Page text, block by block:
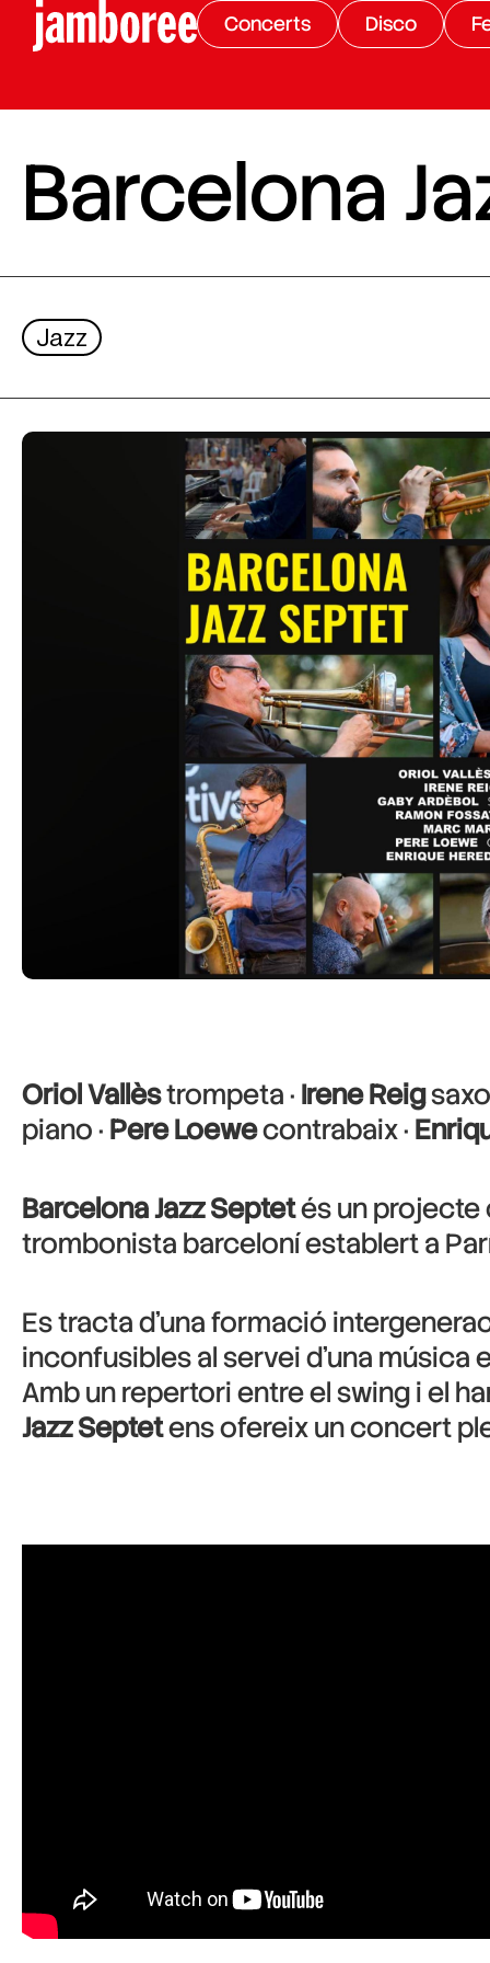
Concerts Disco
Barcelona
Jazz
Oriol Vallèstrompeta · Irene Reig
piano · Pere Loewecontrabaix ·
Barcelona Jazz Septetés un projecte
trombonista barceloní establert a
Es tracta d’una formació
inconfusibles al servei d’una
Amb un repertori entre el swing i el
Jazz Septetens ofereix un concert